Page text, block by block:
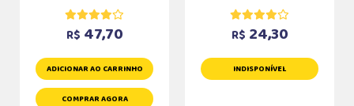
R$ 47,70
ADICIONAR AO CARRINHO
COMPRAR AGORA
R$ 24,30
INDISPONÍVEL